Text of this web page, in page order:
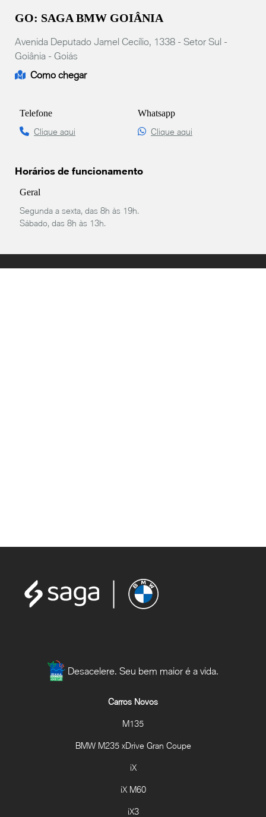
GO: SAGA BMW GOIÂNIA
Avenida Deputado Jamel Cecílio, 1338 - Setor Sul -
Goiânia - Goiás
Como chegar
Telefone
Clique aqui
Whatsapp
Clique aqui
Horários de funcionamento
Geral
Segunda a sexta, das 8h às 19h.
Sábado, das 8h às 13h.
Desacelere. Seu bem maior é a vida.
Carros Novos
M135
BMW M235 xDrive Gran Coupe
iX
iX M60
iX3